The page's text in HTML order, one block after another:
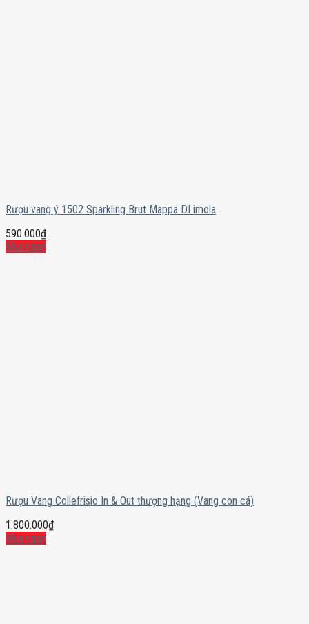
Rượu vang ý 1502 Sparkling Brut Mappa DI imola
590.000₫
Mua ngay
Rượu Vang Collefrisio In & Out thượng hạng (Vang con cá)
1.800.000₫
Mua ngay